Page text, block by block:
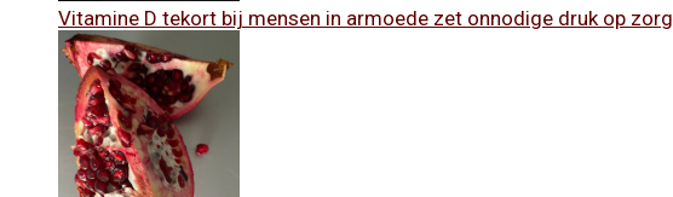
Vitamine D tekort bij mensen in armoede zet onnodige druk op zorg